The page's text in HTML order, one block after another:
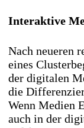
Interaktive
Nach neueren
eines
der digitalen
die
Wenn Medien
auch in der